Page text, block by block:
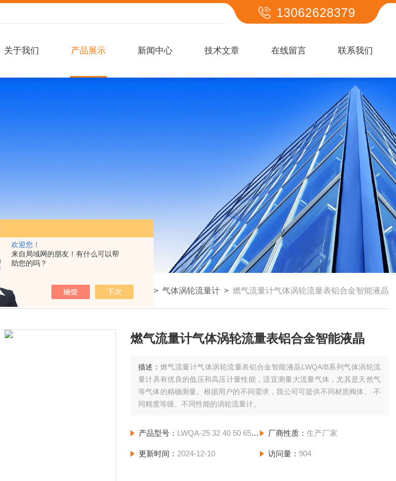
欢迎您！
来自局域网的朋友！有什么可以帮
助您的吗？
13062628379
关于我们 产品展示 新闻中心 技术文章 在线留言 联系我们
我的位置： >产品展示 >流量仪表 > 气体涡轮流量计 > 燃气流量计气体涡轮流量表铝合金智能液晶
燃气流量计气体涡轮流量表铝合金智能液晶
描述：燃气流量计气体涡轮流量表铝合金智能液晶LWQA/B系列气体涡轮流
量计具有优良的低压和高压计量性能，适宜测量大流量气体，尤其是天然气
等气体的精确测量。根据用户的不同需求，我公司可提供不同材质阀体、 不
同精度等级、不同性能的涡轮流量计。
产品型号： LWQA-25 32 40 50 65 80 厂商性质： 生产厂家
更新时间： 2024-12-10 访问量： 904